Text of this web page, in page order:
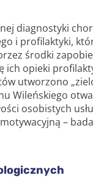
diagnostyki
i profilaktyki,
środki
ich opieki
utworzono
Wileńskiego
osobistych
–